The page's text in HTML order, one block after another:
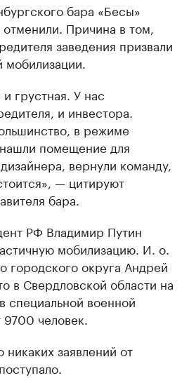
бара «Бесы»
Причина в том,
заведения призвали
мобилизации.
грустная. У нас
и инвестора.
в режиме
помещение для
вернули команду,
— цитируют
бара.
РФ Владимир Путин
мобилизацию. И. о.
городского округа Андрей
в Свердловской области на
специальной военной
человек.
заявлений от